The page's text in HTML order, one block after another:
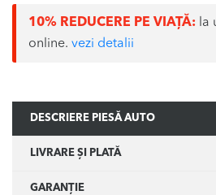
10% REDUCERE PE VIAȚĂ: la
online. vezi detalii
DESCRIERE PIESĂ AUTO
LIVRARE ȘI PLATĂ
GARANȚIE